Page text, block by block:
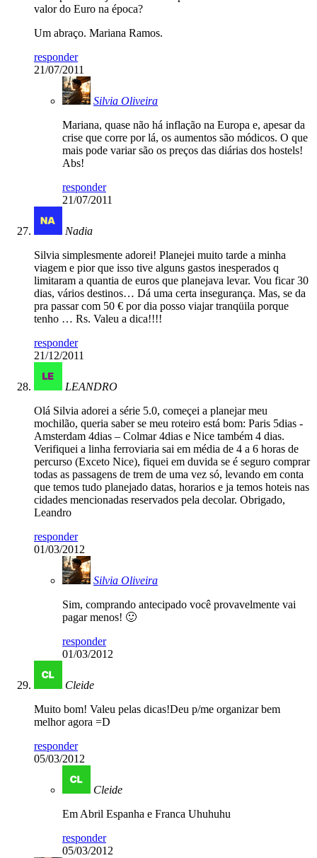
valor do Euro na época?
Um abraço. Mariana Ramos.
responder
21/07/2011
Silvia Oliveira
Mariana, quase não há inflação na Europa e, apesar da
crise que corre por lá, os aumentos são módicos. O que
mais pode variar são os preços das diárias dos hostels!
Abs!
responder
21/07/2011
Nadia
Silvia simplesmente adorei! Planejei muito tarde a minha
viagem e pior que isso tive alguns gastos inesperados q
limitaram a quantia de euros que planejava levar. Vou ficar 30
dias, vários destinos… Dá uma certa insegurança. Mas, se da
pra passar com 50 € por dia posso viajar tranqüila porque
tenho … Rs. Valeu a dica!!!!
responder
21/12/2011
LEANDRO
Olá Silvia adorei a série 5.0, começei a planejar meu
mochilão, queria saber se meu roteiro está bom: Paris 5dias -
Amsterdam 4dias – Colmar 4dias e Nice também 4 dias.
Verifiquei a linha ferroviaria sai em média de 4 a 6 horas de
percurso (Exceto Nice), fiquei em duvida se é seguro comprar
todas as passagens de trem de uma vez só, levando em conta
que temos tudo planejado datas, horarios e ja temos hoteis nas
cidades mencionadas reservados pela decolar. Obrigado,
Leandro
responder
01/03/2012
Silvia Oliveira
Sim, comprando antecipado você provavelmente vai
pagar menos! 🙂
responder
01/03/2012
Cleide
Muito bom! Valeu pelas dicas!Deu p/me organizar bem
melhor agora =D
responder
05/03/2012
Cleide
Em Abril Espanha e Franca Uhuhuhu
responder
05/03/2012